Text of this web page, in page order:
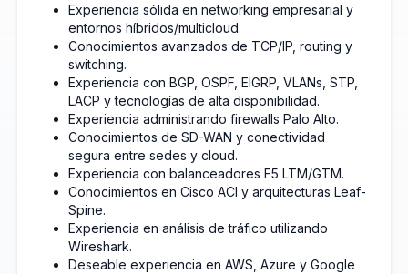
Experiencia sólida en networking empresarial y
entornos híbridos/multicloud.
Conocimientos avanzados de TCP/IP, routing y
switching.
Experiencia con BGP, OSPF, EIGRP, VLANs, STP,
LACP y tecnologías de alta disponibilidad.
Experiencia administrando firewalls Palo Alto.
Conocimientos de SD-WAN y conectividad
segura entre sedes y cloud.
Experiencia con balanceadores F5 LTM/GTM.
Conocimientos en Cisco ACI y arquitecturas Leaf-
Spine.
Experiencia en análisis de tráfico utilizando
Wireshark.
Deseable experiencia en AWS, Azure y Google